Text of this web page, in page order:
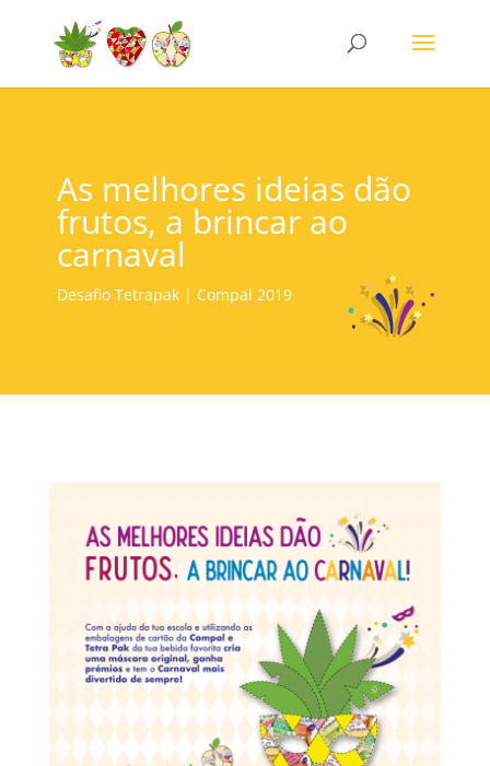
As melhores ideias dão
frutos, a brincar ao
carnaval
Desafio Tetrapak | Compal 2019